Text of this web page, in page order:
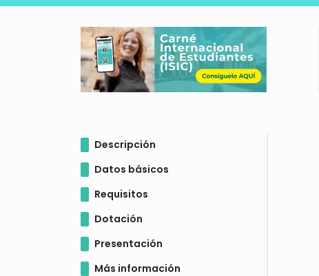
Descripción
Datos básicos
Requisitos
Dotación
Presentación
Más información